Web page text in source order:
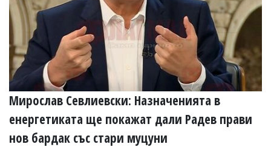
Мирослав Севлиевски: Назначенията в
енергетиката ще покажат дали Радев прави
нов бардак със стари муцуни